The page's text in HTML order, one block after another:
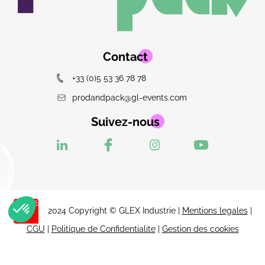
Contact
+33 (0)5 53 36 78 78
prodandpack@gl-events.com
Suivez-nous
2024 Copyright © GLEX Industrie | Mentions legales|
CGU | Politique de Confidentialite| Gestion des cookies